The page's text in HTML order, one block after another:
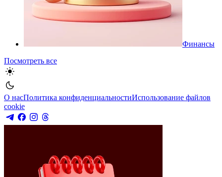
Финансы
Посмотреть все
О насПолитика конфиденциальностиИспользование файлов
cookie